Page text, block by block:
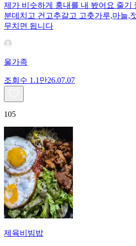
제가 비슷하게 훙내를 내 봤어요 줄기
분데치고 건고추갈고 고춧가루,마늘,
무치면 됩니다
울가족
조회수 1.1만26.07.07
105
제육비빔밥